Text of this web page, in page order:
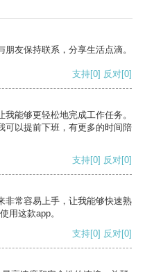
友保持联系，分享生活点滴。
支持[0] 反对[0]
能够更轻松地完成工作任务。
可以提前下班，有更多的时间陪
支持[0] 反对[0]
非常容易上手，让我能够快速熟
用这款app。
支持[0] 反对[0]